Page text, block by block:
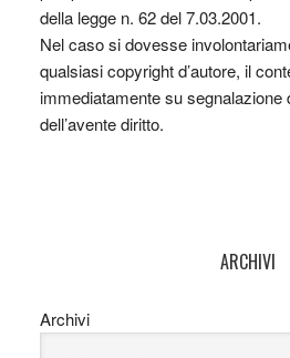
della legge n. 62 del 7.03.2001.
Nel caso si dovesse
qualsiasi copyright d’autore, il
immediatamente su segnalazione
dell’avente diritto.
ARCHIVI
Archivi